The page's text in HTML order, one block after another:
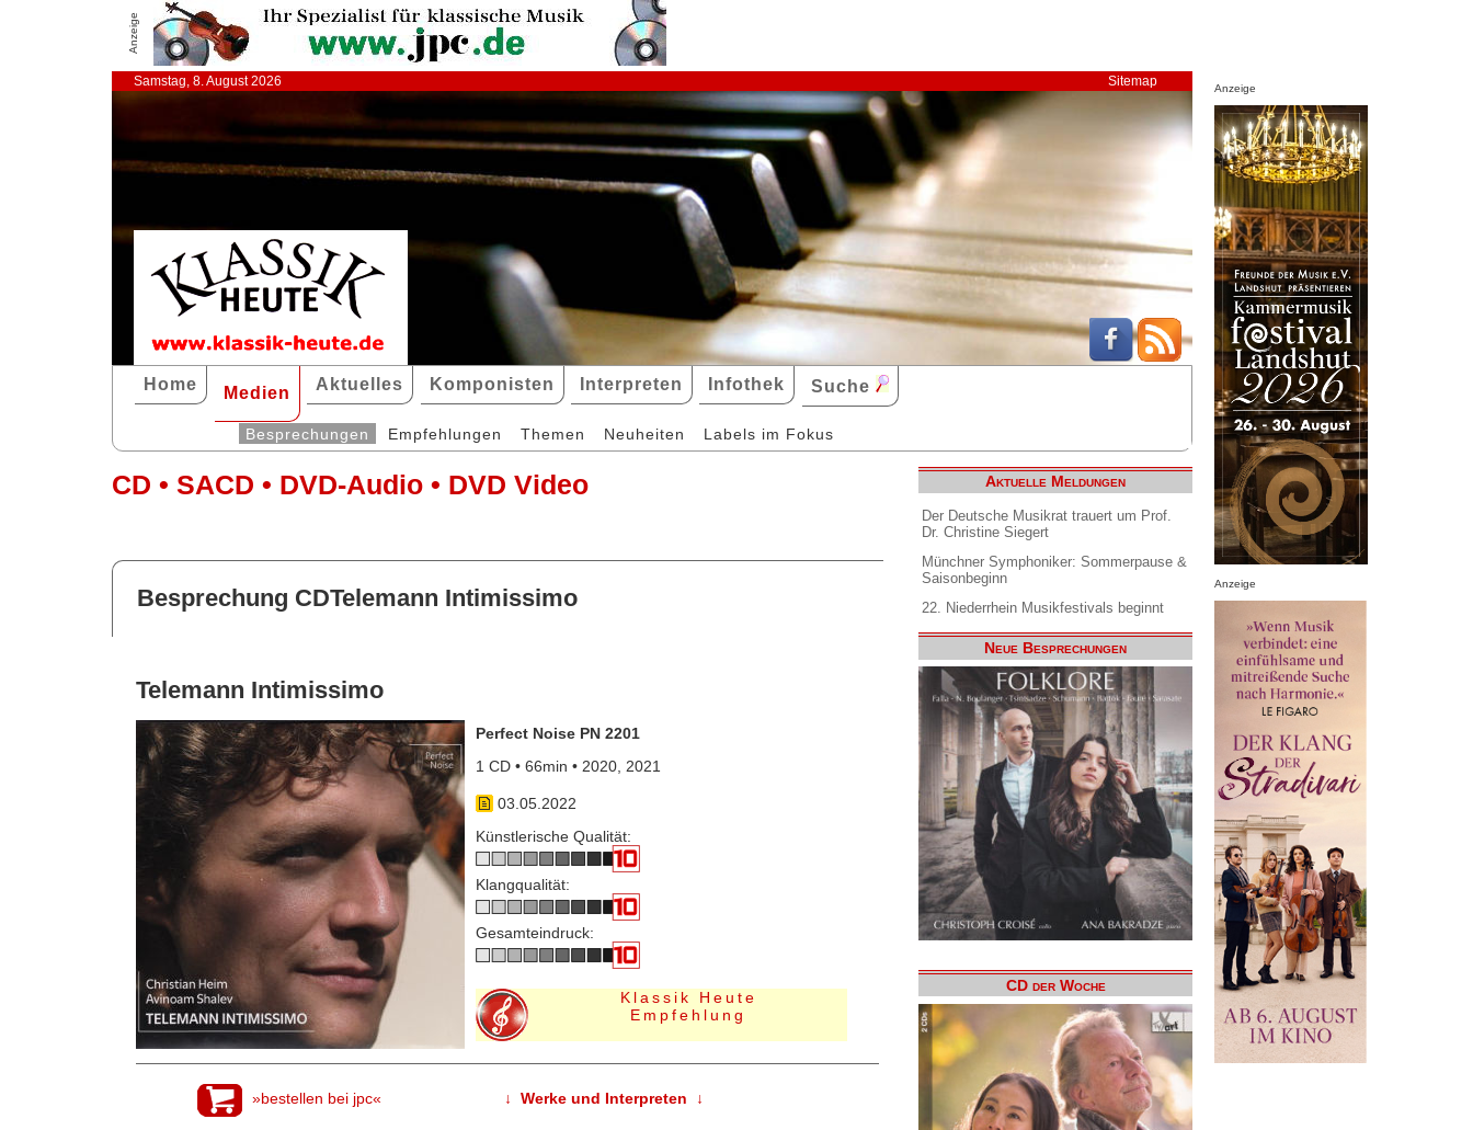
Anzeige
Samstag, 8. August 2026 Sitemap
Home Medien Aktuelles Komponisten Interpreten Infothek Suche
Besprechungen Empfehlungen Themen Neuheiten Labels im Fokus
CD • SACD • DVD-Audio • DVD Video
Besprechung CDTelemann Intimissimo
Telemann Intimissimo
Perfect Noise PN 2201
1 CD • 66min • 2020, 2021
03.05.2022
Künstlerische Qualität:
Klangqualität:
Gesamteindruck:
Klassik Heute
Empfehlung
»bestellen bei jpc« ↓ Werke und Interpreten ↓
Aktuelle Meldungen
Der Deutsche Musikrat trauert um Prof.
Dr. Christine Siegert
Münchner Symphoniker: Sommerpause &
Saisonbeginn
22. Niederrhein Musikfestivals beginnt
Neue Besprechungen
CD der Woche
Anzeige
Anzeige